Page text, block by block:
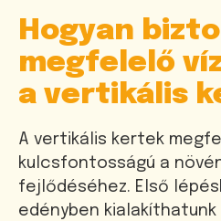
Hogyan
megfelelő
a vertikális
A vertikális kertek
kulcsfontosságú a
fejlődéséhez. Első
edényben